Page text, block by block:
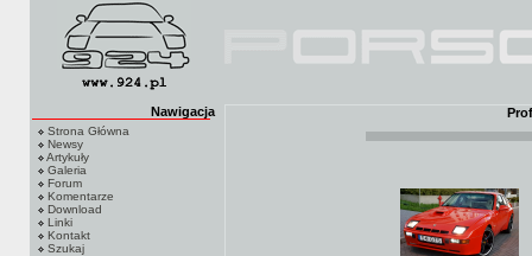
Nawigacja
Strona Główna
Newsy
Artykuły
Galeria
Forum
Komentarze
Download
Linki
Kontakt
Szukaj